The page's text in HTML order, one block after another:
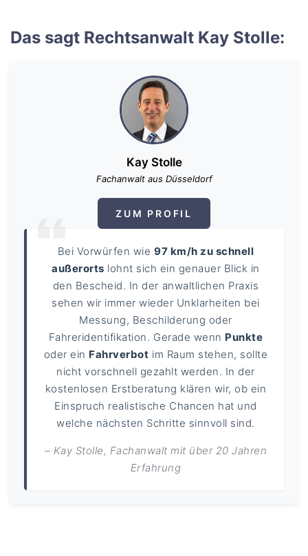
Das sagt Rechtsanwalt Kay Stolle:
Kay Stolle
Fachanwalt aus Düsseldorf
ZUM PROFIL
Bei Vorwürfen wie 97 km/h zu schnell
außerorts lohnt sich ein genauer Blick in
den Bescheid. In der anwaltlichen Praxis
sehen wir immer wieder Unklarheiten bei
Messung, Beschilderung oder
Fahreridentifikation. Gerade wenn Punkte
oder ein Fahrverbot im Raum stehen, sollte
nicht vorschnell gezahlt werden. In der
kostenlosen Erstberatung klären wir, ob ein
Einspruch realistische Chancen hat und
welche nächsten Schritte sinnvoll sind.
– Kay Stolle, Fachanwalt mit über 20 Jahren
Erfahrung